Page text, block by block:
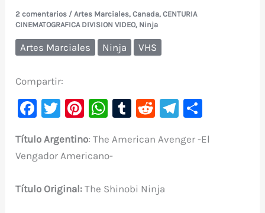
2 comentarios /Artes Marciales,Canada,CENTURIA
CINEMATOGRAFICA DIVISION VIDEO, Ninja
Artes Marciales Ninja VHS
Compartir:
F
c
e
b
T
it
te
r
Pi
er
e
st
W
at
s
A
T
m
r
R
d
t
Te
gr m
TítuloArgentino: The American Avenger -El
Vengador Americano-
Título Original:The Shinobi Ninja